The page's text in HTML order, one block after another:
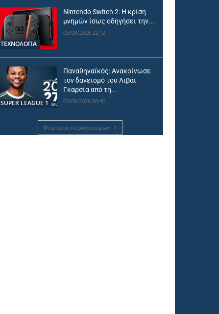
ΤΕΧΝΟΛΟΓΙΑ
Nintendo Switch 2: Η κρίση
μνημών ίσως οδηγήσει την...
05/08/2026 22:12
SUPER LEAGUE 1
Παναθηναϊκός: Ανακοίνωσε
τον δανεισμό του Λιβάι
Γκαρσία από τη...
05/08/2026 00:40
Φόρτωση περισσοτέρων